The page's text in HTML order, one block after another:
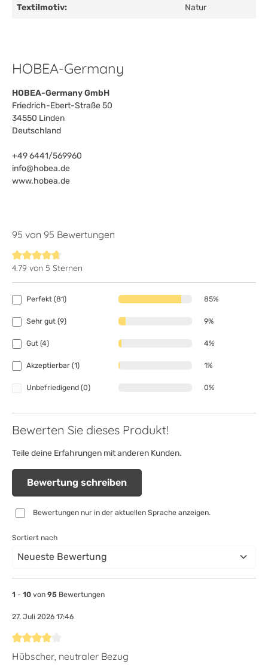
Textilmotiv: Natur
HOBEA-Germany
HOBEA-Germany GmbH
Friedrich-Ebert-Straße 50
34550 Linden
Deutschland
+49 6441/569960
info@hobea.de
www.hobea.de
95 von 95 Bewertungen
Durchschnittliche Bewertung von 4.7 von 5 Sternen
4.79 von 5 Sternen
Perfekt (81) 85%
Sehr gut (9) 9%
Gut (4) 4%
Akzeptierbar (1) 1%
Unbefriedigend (0) 0%
Bewerten Sie dieses Produkt!
Teile deine Erfahrungen mit anderen Kunden.
Bewertung schreiben
Bewertungen nur in der aktuellen Sprache anzeigen.
Sortiert nach
1 - 10 von 95 Bewertungen
27. Juli 2026 17:46
Bewertung mit 4 von 5 Sternen
Hübscher, neutraler Bezug